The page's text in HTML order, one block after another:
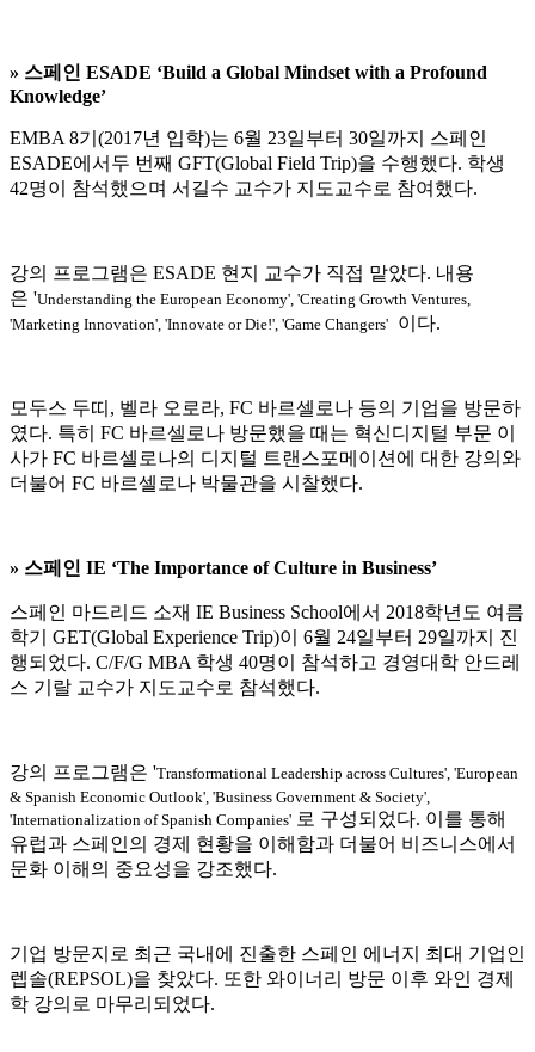
» 스페인 ESADE ‘Build a Global Mindset with a Profound
Knowledge’
EMBA 8기(2017년 입학)는 6월 23일부터 30일까지 스페인
ESADE에서두 번째 GFT(Global Field Trip)을 수행했다. 학생
42명이 참석했으며 서길수 교수가 지도교수로 참여했다.
강의 프로그램은 ESADE 현지 교수가 직접 맡았다. 내용
은 'Understanding the European Economy', 'Creating Growth Ventures,
'Marketing Innovation', 'Innovate or Die!', 'Game Changers' 이다.
모두스 두띠, 벨라 오로라, FC 바르셀로나 등의 기업을 방문하
였다. 특히 FC 바르셀로나 방문했을 때는 혁신디지털 부문 이
사가 FC 바르셀로나의 디지털 트랜스포메이션에 대한 강의와
더불어 FC 바르셀로나 박물관을 시찰했다.
» 스페인 IE ‘The Importance of Culture in Business’
스페인 마드리드 소재 IE Business School에서 2018학년도 여름
학기 GET(Global Experience Trip)이 6월 24일부터 29일까지 진
행되었다. C/F/G MBA 학생 40명이 참석하고 경영대학 안드레
스 기랄 교수가 지도교수로 참석했다.
강의 프로그램은 'Transformational Leadership across Cultures', 'European
& Spanish Economic Outlook', 'Business Government & Society',
'Internationalization of Spanish Companies' 로 구성되었다. 이를 통해
유럽과 스페인의 경제 현황을 이해함과 더불어 비즈니스에서
문화 이해의 중요성을 강조했다.
기업 방문지로 최근 국내에 진출한 스페인 에너지 최대 기업인
렙솔(REPSOL)을 찾았다. 또한 와이너리 방문 이후 와인 경제
학 강의로 마무리되었다.